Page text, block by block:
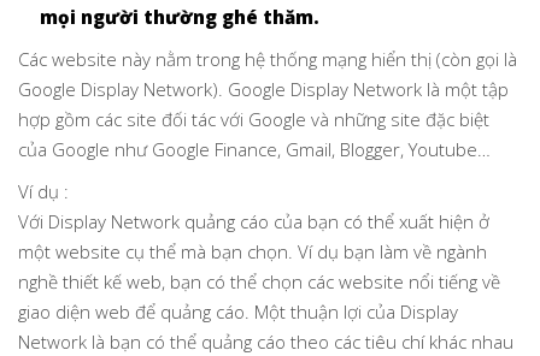
mọi người thường ghé thăm.
Các website này nằm trong hệ thống mạng hiển thị (còn gọi là
Google Display Network). Google Display Network là một tập
hợp gồm các site đối tác với Google và những site đặc biệt
của Google như Google Finance, Gmail, Blogger, Youtube…
Ví dụ :
Với Display Network quảng cáo của bạn có thể xuất hiện ở
một website cụ thể mà bạn chọn. Ví dụ bạn làm về ngành
nghề thiết kế web, bạn có thể chọn các website nổi tiếng về
giao diện web để quảng cáo. Một thuận lợi của Display
Network là bạn có thể quảng cáo theo các tiêu chí khác nhau